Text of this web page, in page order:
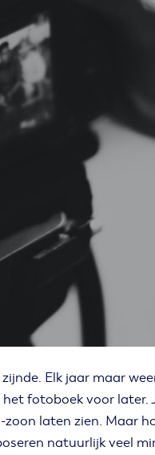
Elk jaar maar
fotoboek voor
laten zien. Maar
natuurlijk veel